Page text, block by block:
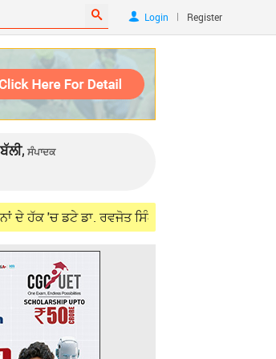
Login | Register
ਸੰਪਾਦਕ
ਡਾ. ਰਵਜੋਤ ਸਿੰਘ, ਵਿਦੇਸ਼ ਮੰਤਰੀ ਜੈਸ਼ੰਕਰ ਨਾਲ